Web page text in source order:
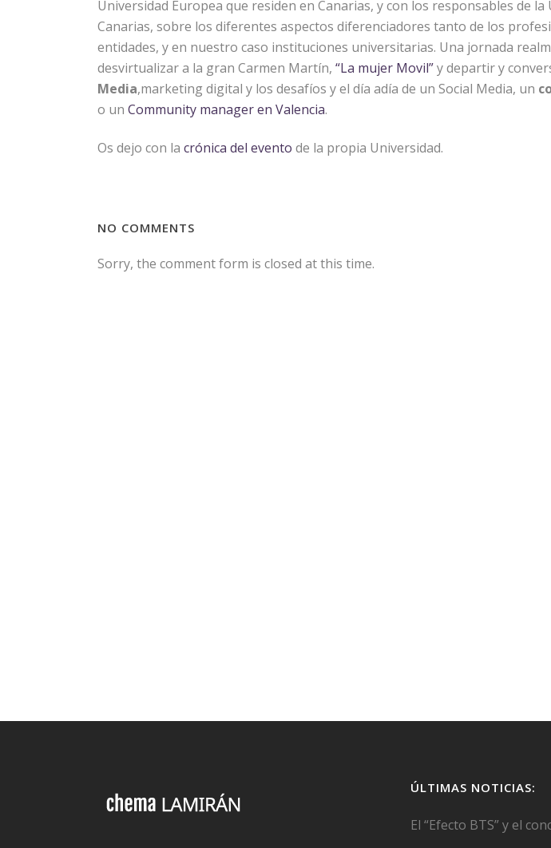
Universidad Europea que residen en Canarias, y con los responsables de la
Canarias, sobre los diferentes aspectos diferenciadores tanto de los
entidades, y en nuestro caso instituciones universitarias. Una jornada
desvirtualizar a la gran Carmen Martín, “La mujer Movil”y departir y
Media,marketing digital y los desafíos y el día adía de un Social Media, un
o un Community manager en Valencia.
Os dejo con la crónica del evento de la propia Universidad.
NO COMMENTS
Sorry, the comment form is closed at this time.
ÚLTIMAS NOTICIAS:
El “Efecto BTS” y el